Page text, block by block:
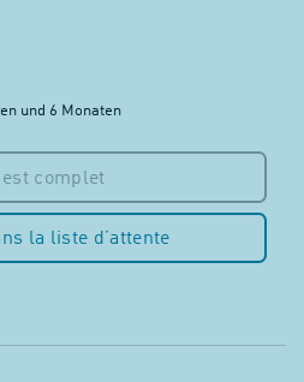
und 6 Monaten
complet
la liste d’attente